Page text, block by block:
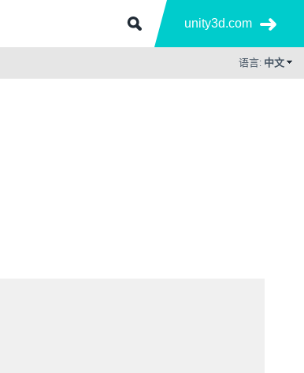
unity3d.com
语言: 中文